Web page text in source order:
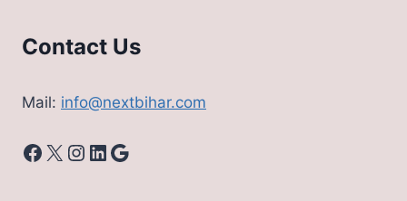
Contact Us
Mail: info@nextbihar.com
Facebook
X Instagram
LinkedIn
Google